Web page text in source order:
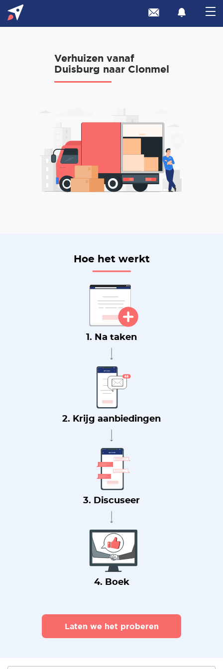
Verhuizen vanaf
Duisburg naar Clonmel
Hoe het werkt
1. Na taken
2. Krijg aanbiedingen
3. Discuseer
4. Boek
Laten we het proberen